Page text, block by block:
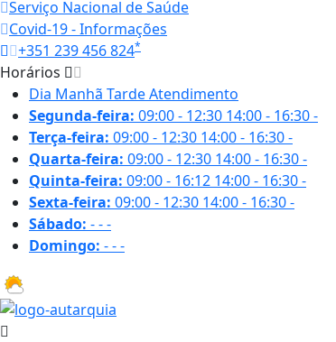
Serviço Nacional de Saúde
Covid-19 - Informações
+351 239 456 824*
Horários
Dia Manhã TardeAtendimento
Segunda-feira: 09:00 - 12:30 14:00 - 16:30-
Terça-feira: 09:00 - 12:30 14:00 - 16:30-
Quarta-feira: 09:00 - 12:30 14:00 - 16:30-
Quinta-feira: 09:00 - 16:12 14:00 - 16:30-
Sexta-feira: 09:00 - 12:30 14:00 - 16:30-
Sábado: ---
Domingo: ---